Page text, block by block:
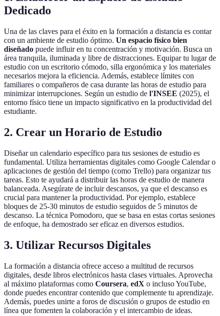
Dedicado
Una de las claves para el éxito en la formación a distancia es contar
con un ambiente de estudio óptimo. Un espacio físico bien
diseñado puede influir en tu concentración y motivación. Busca un
área tranquila, iluminada y libre de distracciones. Equipar tu lugar de
estudio con un escritorio cómodo, silla ergonómica y los materiales
necesarios mejora la eficiencia. Además, establece límites con
familiares o compañeros de casa durante las horas de estudio para
minimizar interrupciones. Según un estudio de l'INSEE (2025), el
entorno físico tiene un impacto significativo en la productividad del
estudiante.
2. Crear un Horario de Estudio
Diseñar un calendario específico para tus sesiones de estudio es
fundamental. Utiliza herramientas digitales como Google Calendar o
aplicaciones de gestión del tiempo (como Trello) para organizar tus
tareas. Esto te ayudará a distribuir las horas de estudio de manera
balanceada. Asegúrate de incluir descansos, ya que el descanso es
crucial para mantener la productividad. Por ejemplo, establece
bloques de 25-30 minutos de estudio seguidos de 5 minutos de
descanso. La técnica Pomodoro, que se basa en estas cortas sesiones
de enfoque, ha demostrado ser eficaz en diversos estudios.
3. Utilizar Recursos Digitales
La formación a distancia ofrece acceso a multitud de recursos
digitales, desde libros electrónicos hasta clases virtuales. Aprovecha
al máximo plataformas como Coursera, edX o incluso YouTube,
donde puedes encontrar contenido que complemente tu aprendizaje.
Además, puedes unirte a foros de discusión o grupos de estudio en
línea que fomenten la colaboración y el intercambio de ideas.